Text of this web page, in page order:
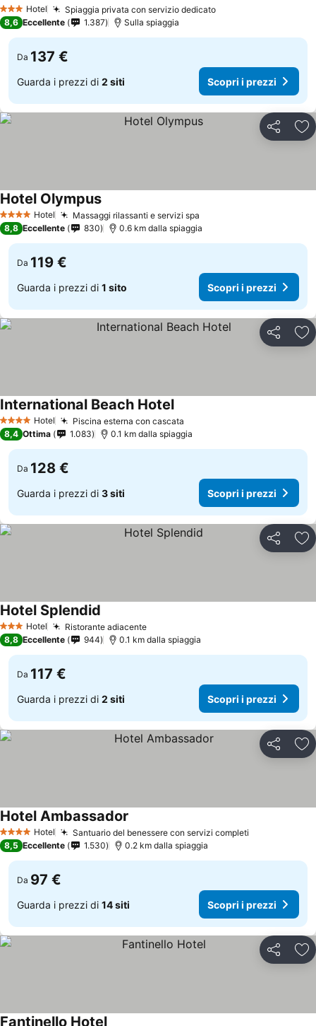
3 StelleHotel Spiaggia privata con servizio dedicato
8,6 Eccellente 1.387 Sulla spiaggia
Da 137 €
Guarda i prezzi di 2 siti Scopri i prezzi
Condividi
4 Stelle Hotel Massaggi rilassanti e servizi spa
Hotel Olympus
8,8 Eccellente 830 0.6 km dalla spiaggia
Da 119 €
Guarda i prezzi di 1 sito Scopri i prezzi
Condividi
4 Stelle Hotel Piscina esterna con cascata
International Beach Hotel
8,4 Ottima 1.083 0.1 km dalla spiaggia
Da 128 €
Guarda i prezzi di 3 siti Scopri i prezzi
Condividi
3 StelleHotel Ristorante adiacente
Hotel Splendid
8,8 Eccellente 944 0.1 km dalla spiaggia
Da 117 €
Guarda i prezzi di 2 siti Scopri i prezzi
Condividi
4 Stelle Hotel Santuario del benessere con servizi completi
Hotel Ambassador
8,5 Eccellente 1.530 0.2 km dalla spiaggia
Da 97 €
Guarda i prezzi di 14 siti Scopri i prezzi
Condividi
Fantinello Hotel